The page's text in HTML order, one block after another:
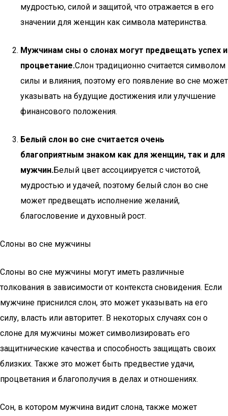
мудростью, силой и защитой, что отражается в его
значении для женщин как символа материнства.
Мужчинам сны о слонах могут предвещать успех и
процветание.Слон традиционно считается символом
силы и влияния, поэтому его появление во сне может
указывать на будущие достижения или улучшение
финансового положения.
Белый слон во сне считается очень
благоприятным знаком как для женщин, так и для
мужчин.Белый цвет ассоциируется с чистотой,
мудростью и удачей, поэтому белый слон во сне
может предвещать исполнение желаний,
благословение и духовный рост.
Слоны во сне мужчины
Слоны во сне мужчины могут иметь различные
толкования в зависимости от контекста сновидения. Если
мужчине приснился слон, это может указывать на его
силу, власть или авторитет. В некоторых случаях сон о
слоне для мужчины может символизировать его
защитнические качества и способность защищать своих
близких. Также это может быть предвестие удачи,
процветания и благополучия в делах и отношениях.
Сон, в котором мужчина видит слона, также может